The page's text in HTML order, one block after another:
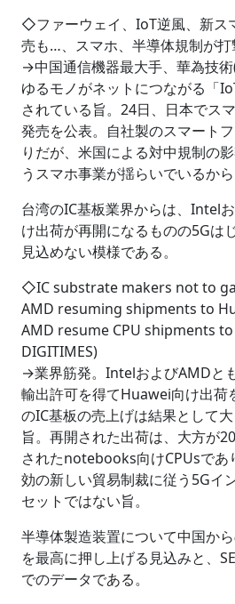
◇ファーウェイ、IoT逆風、新ス
売も…、スマホ、半導体規制が
→中国通信機器最大手、華為技
ゆるモノがネットにつながる「
されている旨。24日、日本でス
発売を公表。自社製のスマート
りだが、米国による対中規制の
うスマホ事業が揺らいでいるから
台湾のIC基板業界からは、Intel
け出荷が再開になるものの5Gは
見込めない模様である。
◇IC substrate makers not to
AMD resuming shipments to
AMD resume CPU shipments
DIGITIMES)
→業界筋発。IntelおよびAMDと
輸出許可を得てHuawei向け出荷
のIC基板の売上げは結果として
旨。再開された出荷は、大方が
されたnotebooks向けCPUsであ
効の新しい貿易制裁に従う5Gイ
セットではない旨。
半導体製造装置について中国か
を最高に押し上げる見込みと、
でのデータである。